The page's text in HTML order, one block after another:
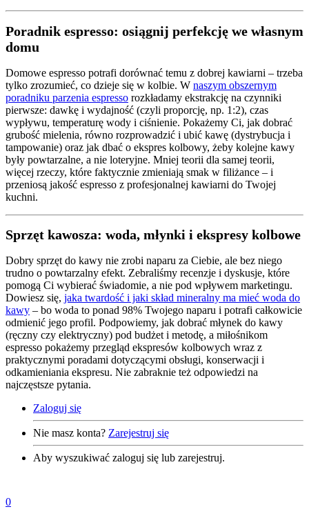
Poradnik espresso: osiągnij perfekcję we własnym
domu
Domowe espresso potrafi dorównać temu z dobrej kawiarni – trzeba
tylko zrozumieć, co dzieje się w kolbie. W naszym obszernym
poradniku parzenia espresso rozkładamy ekstrakcję na czynniki
pierwsze: dawkę i wydajność (czyli proporcję, np. 1:2), czas
wypływu, temperaturę wody i ciśnienie. Pokażemy Ci, jak dobrać
grubość mielenia, równo rozprowadzić i ubić kawę (dystrybucja i
tampowanie) oraz jak dbać o ekspres kolbowy, żeby kolejne kawy
były powtarzalne, a nie loteryjne. Mniej teorii dla samej teorii,
więcej rzeczy, które faktycznie zmieniają smak w filiżance – i
przeniosą jakość espresso z profesjonalnej kawiarni do Twojej
kuchni.
Sprzęt kawosza: woda, młynki i ekspresy kolbowe
Dobry sprzęt do kawy nie zrobi naparu za Ciebie, ale bez niego
trudno o powtarzalny efekt. Zebraliśmy recenzje i dyskusje, które
pomogą Ci wybierać świadomie, a nie pod wpływem marketingu.
Dowiesz się, jaka twardość i jaki skład mineralny ma mieć woda do
kawy – bo woda to ponad 98% Twojego naparu i potrafi całkowicie
odmienić jego profil. Podpowiemy, jak dobrać młynek do kawy
(ręczny czy elektryczny) pod budżet i metodę, a miłośnikom
espresso pokażemy przegląd ekspresów kolbowych wraz z
praktycznymi poradami dotyczącymi obsługi, konserwacji i
odkamieniania ekspresu. Nie zabraknie też odpowiedzi na
najczęstsze pytania.
Zaloguj się
Nie masz konta? Zarejestruj się
Aby wyszukiwać zaloguj się lub zarejestruj.
0